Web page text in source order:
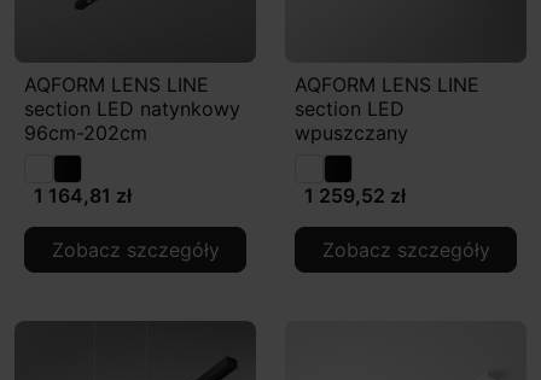
AQFORM LENS LINE
section LED natynkowy
96cm-202cm
1 164,81 zł
Zobacz szczegóły
AQFORM LENS LINE
section LED
wpuszczany
1 259,52 zł
Zobacz szczegóły